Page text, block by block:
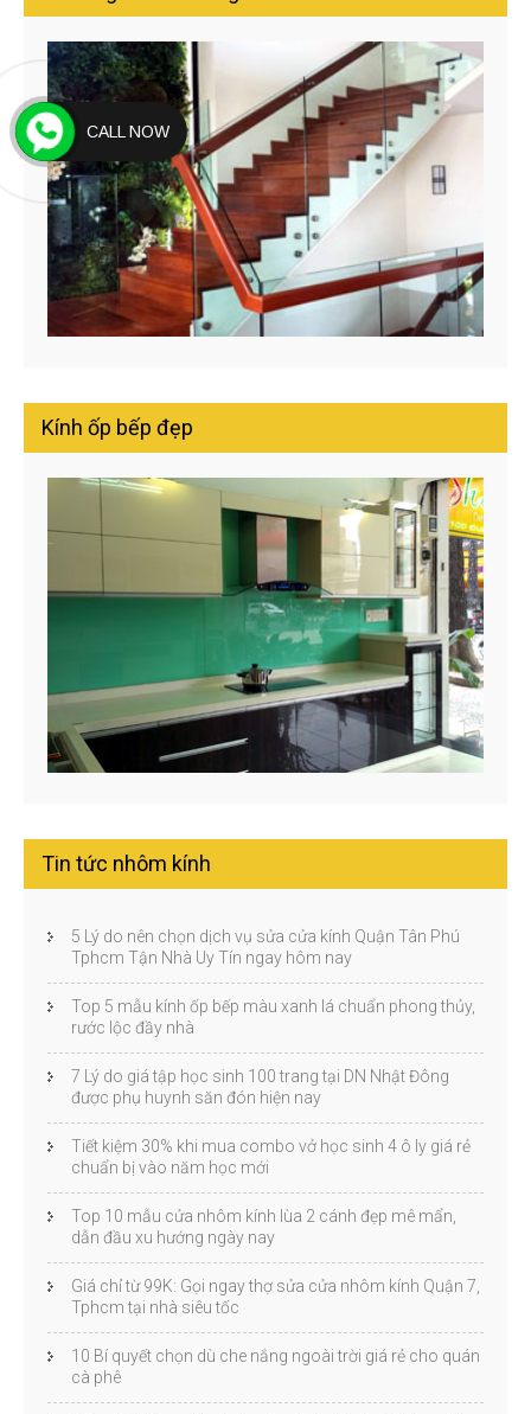
Kính ốp bếp đẹp
Tin tức nhôm kính
5 Lý do nên chọn dịch vụ sửa cửa kính Quận Tân Phú
Tphcm Tận Nhà Uy Tín ngay hôm nay
Top 5 mẫu kính ốp bếp màu xanh lá chuẩn phong thủy,
rước lộc đầy nhà
7 Lý do giá tập học sinh 100 trang tại DN Nhật Đông
được phụ huynh săn đón hiện nay
Tiết kiệm 30% khi mua combo vở học sinh 4 ô ly giá rẻ
chuẩn bị vào năm học mới
Top 10 mẫu cửa nhôm kính lùa 2 cánh đẹp mê mẩn,
dẫn đầu xu hướng ngày nay
Giá chỉ từ 99K: Gọi ngay thợ sửa cửa nhôm kính Quận 7,
Tphcm tại nhà siêu tốc
10 Bí quyết chọn dù che nắng ngoài trời giá rẻ cho quán
cà phê
CALL NOW